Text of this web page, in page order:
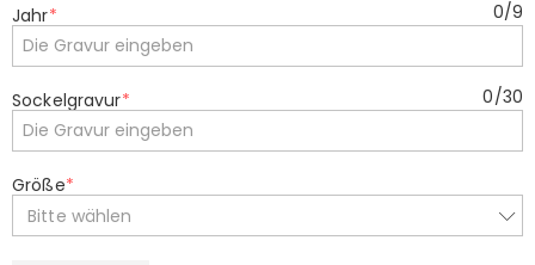
Jahr* 0/9
Sockelgravur* 0/30
Größe*
Bitte wählen